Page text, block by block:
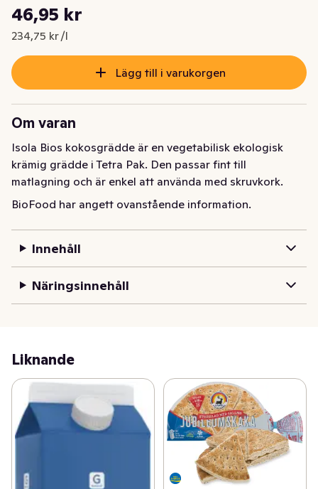
Nuvarande pris är: 46,95 kr
46,95 kr
234,75 kr /l
Styckpris: 234,75 kr /l
Lägg till i varukorgen
Om varan
Isola Bios kokosgrädde är en vegetabilisk ekologisk
krämig grädde i Tetra Pak. Den passar fint till
matlagning och är enkel att använda med skruvkork.
BioFood har angett ovanstående information.
Innehåll
Näringsinnehåll
Liknande